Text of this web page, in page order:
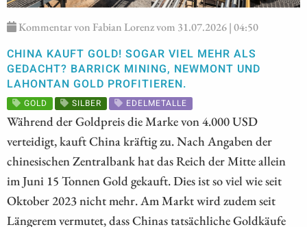
Kommentar von Fabian Lorenz vom 31.07.2026 | 04:50
CHINA KAUFT GOLD! SOGAR VIEL MEHR ALS
GEDACHT? BARRICK MINING, NEWMONT UND
LAHONTAN GOLD PROFITIEREN.
GOLD SILBER EDELMETALLE
Während der Goldpreis die Marke von 4.000 USD
verteidigt, kauft China kräftig zu. Nach Angaben der
chinesischen Zentralbank hat das Reich der Mitte allein
im Juni 15 Tonnen Gold gekauft. Dies ist so viel wie seit
Oktober 2023 nicht mehr. Am Markt wird zudem seit
Längerem vermutet, dass Chinas tatsächliche Goldkäufe